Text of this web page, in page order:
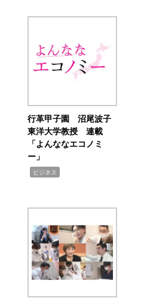
行革甲子園 沼尾波子
東洋大学教授 連載
「よんななエコノミ
ー」
ビジネス